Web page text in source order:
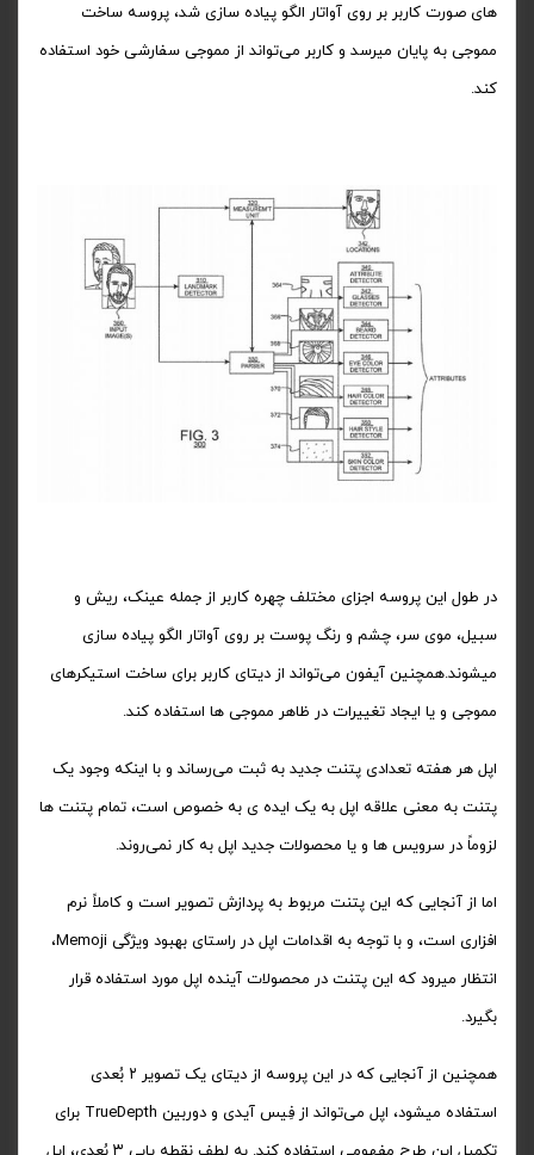
های صورت کاربر بر روی آواتار الگو پیاده سازی شد، پروسه ساخت
مموجی به پایان میرسد و کاربر می‌تواند از مموجی سفارشی خود استفاده
کند.
در طول این پروسه اجزای مختلف چهره کاربر از جمله عینک، ریش و
سبیل، موی سر، چشم و رنگ پوست بر روی آواتار الگو پیاده سازی
میشوند.همچنین آیفون می‌تواند از دیتای کاربر برای ساخت استیکرهای
مموجی و یا ایجاد تغییرات در ظاهر مموجی ها استفاده کند.
اپل هر هفته تعدادی پتنت جدید به ثبت می‌رساند و با اینکه وجود یک
پتنت به معنی علاقه اپل به یک ایده ی به خصوص است، تمام پتنت ها
لزوماً در سرویس ها و یا محصولات جدید اپل به کار نمی‌روند.
اما از آنجایی که این پتنت مربوط به پردازش تصویر است و کاملاً نرم
افزاری است، و با توجه به اقدامات اپل در راستای بهبود ویژگی Memoji،
انتظار میرود که این پتنت در محصولات آینده اپل مورد استفاده قرار
بگیرد.
همچنین از آنجایی که در این پروسه از دیتای یک تصویر ۲ بُعدی
استفاده میشود، اپل می‌تواند از فِیس آیدی و دوربین TrueDepth برای